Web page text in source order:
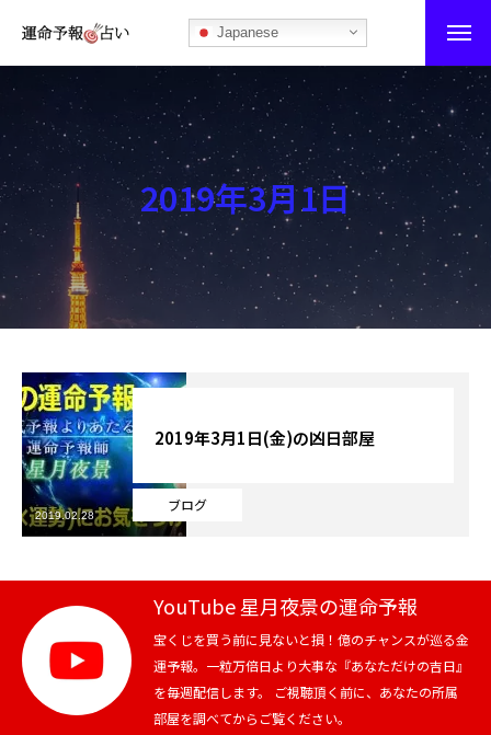
Japanese
運命予報占い
運命予報占いとは
あなたの所属部屋を探そう！
最恐の相性占い
秘伝公開！吉凶カレンダー
記事カテゴリー
ブログ
お知らせ
芸能界
テニス
スポーツ
競馬
2019年3月1日
ブログ
2019年3月1日(金)の凶日部屋
2019.02.28
YouTube 星月夜景の運命予報
宝くじを買う前に見ないと損！億のチャンスが巡る金
運予報。一粒万倍日より大事な『あなただけの吉日』
を毎週配信します。 ご視聴頂く前に、あなたの所属
部屋を調べてからご覧ください。